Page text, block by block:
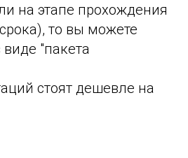
на этапе прохождения
то вы можете
виде "пакета
стоят дешевле на